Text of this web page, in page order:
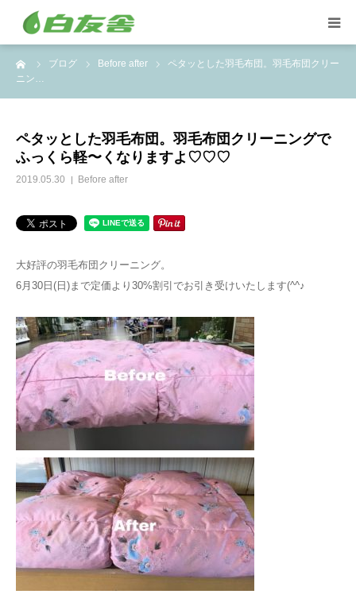
ブログ Before after
ペタッとした羽毛布団。羽毛布団クリー
ニン…
ペタッとした羽毛布団。羽毛布団クリーニングで
ふっくら軽〜くなりますよ♡♡♡
2019.05.30 Before after
大好評の羽毛布団クリーニング。
6月30日(日)まで定価より30%割引でお引き受けいたします(^^♪
集配サービス
洋服リフォームとリペア